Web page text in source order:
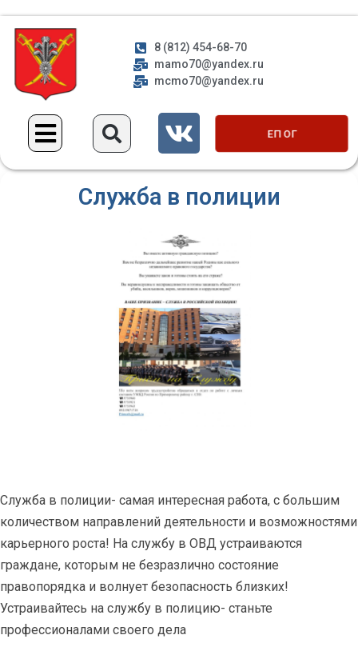
8 (812) 454-68-70
mamo70@yandex.ru
mcmo70@yandex.ru
ЕП ОГ
Служба в полиции
Служба в полиции- самая интересная работа, с большим
количеством направлений деятельности и возможностями
карьерного роста! На службу в ОВД устраиваются
граждане, которым не безразлично состояние
правопорядка и волнует безопасность близких!
Устраивайтесь на службу в полицию- станьте
профессионалами своего дела